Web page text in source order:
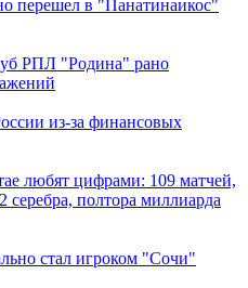
перешел в "Панатинаикос"
РПЛ "Родина" рано
из-за финансовых
любят цифрами: 109 матчей,
серебра, полтора миллиарда
стал игроком "Сочи"